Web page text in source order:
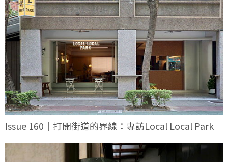
Issue 160｜打開街道的界線：專訪Local Local Park